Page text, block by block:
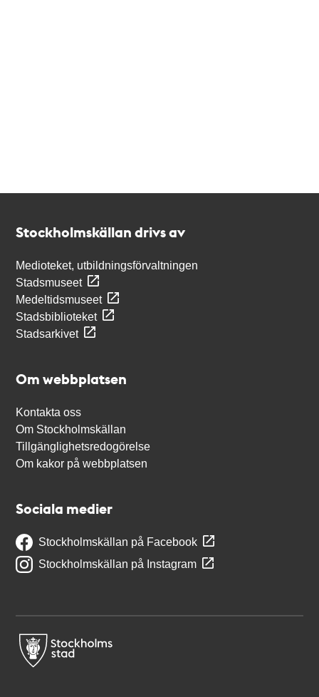
Stockholmskällan drivs av
Medioteket, utbildningsförvaltningen
Stadsmuseet
Medeltidsmuseet
Stadsbiblioteket
Stadsarkivet
Om webbplatsen
Kontakta oss
Om Stockholmskällan
Tillgänglighetsredogörelse
Om kakor på webbplatsen
Sociala medier
Stockholmskällan på Facebook
Stockholmskällan på Instagram